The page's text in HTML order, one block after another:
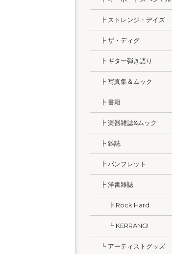
┣ ストレンジ・デイズ
┣ ザ・ディグ
┣ ギター弾き語り
┣ 写真集＆ムック
┣ 書籍
┣ 楽器雑誌&ムック
┣ 雑誌
┣ パンフレット
┣ 洋書雑誌
┣ Rock Hard
┗ KERRANG!
┗ アーティストグッズ